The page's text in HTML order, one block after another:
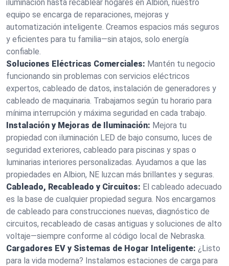
iluminación hasta recablear hogares en Albion, nuestro
equipo se encarga de reparaciones, mejoras y
automatización inteligente. Creamos espacios más seguros
y eficientes para tu familia—sin atajos, solo energía
confiable.
Soluciones Eléctricas Comerciales: Mantén tu negocio
funcionando sin problemas con servicios eléctricos
expertos, cableado de datos, instalación de generadores y
cableado de maquinaria. Trabajamos según tu horario para
mínima interrupción y máxima seguridad en cada trabajo.
Instalación y Mejoras de Iluminación: Mejora tu
propiedad con iluminación LED de bajo consumo, luces de
seguridad exteriores, cableado para piscinas y spas o
luminarias interiores personalizadas. Ayudamos a que las
propiedades en Albion, NE luzcan más brillantes y seguras.
Cableado, Recableado y Circuitos: El cableado adecuado
es la base de cualquier propiedad segura. Nos encargamos
de cableado para construcciones nuevas, diagnóstico de
circuitos, recableado de casas antiguas y soluciones de alto
voltaje—siempre conforme al código local de Nebraska.
Cargadores EV y Sistemas de Hogar Inteligente: ¿Listo
para la vida moderna? Instalamos estaciones de carga para